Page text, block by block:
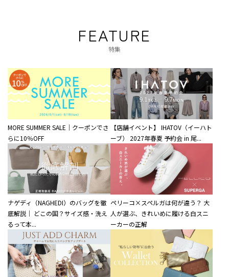
FEATURE
特集
MORE SUMMER SALE｜クーポンでさ
らに10％OFF
【店舗イベント】 IHATOV（イーハト
ーブ） 2027年春夏 予約会 in 尾...
ナゲディ（NAGHEDI）のバッグを徹
底解説｜ どこの国？サイズ感・洗え
るって本...
ペリーコ×スペルガは何が違う？ 大
人が選ぶ、きれいめに履ける白スニ
ーカーの正解